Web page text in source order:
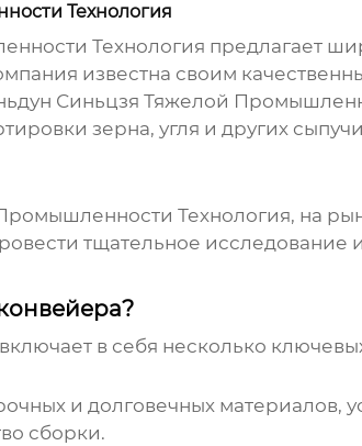
Технология
Технология предлагает
известна своим
Синьцзя Тяжелой
зерна, угля и других
Технология, на
тщательное
включает в себя несколько
и долговечных материалов,
сборки.